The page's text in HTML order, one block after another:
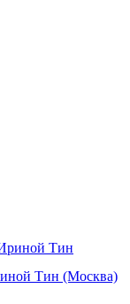
Тин (Москва)